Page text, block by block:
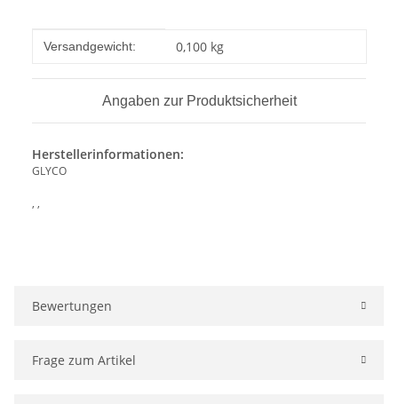
Produkteigenschaft
Wert
Versandgewicht: 0,100 kg
Angaben zur Produktsicherheit
Herstellerinformationen:
GLYCO
, ,
Bewertungen
Frage zum Artikel